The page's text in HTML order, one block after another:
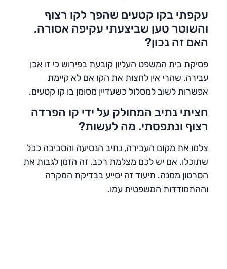
עקפתי בקו קטעים שהפך לקו רצוף
והשוטר טען שביצעתי עקיפה אסורה.
האם זה נכון?
פסיקת בית המשפט העליון קובעת בפירוש כי זו אכן
עבירה, שהרי אין לחצות את הקו אם לא קיימת
אפשרות לשוב למסלול כשעדיין מסומן בו קו קטעים.
חציתי נתיב המחולק על ידי קו הפרדה
רצוף ונתפסתי. מה לעשות?
צלמו את מקום העבירה, נתיב הנסיעה והסביבה ככל
שתוכלו. אם יש לכם מצלמת רכב, זה הזמן לגבות את
הסרטון ממנה. תיעוד זה יסייע בבדיקת המקרה
וההתמודדות המשפטית עמו.